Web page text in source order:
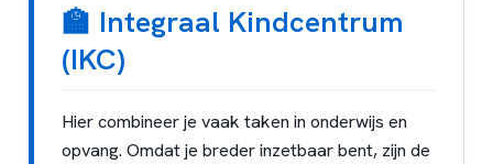
🏫 Integraal Kindcentrum
(IKC)
Hier combineer je vaak taken in onderwijs en
opvang. Omdat je breder inzetbaar bent, zijn de